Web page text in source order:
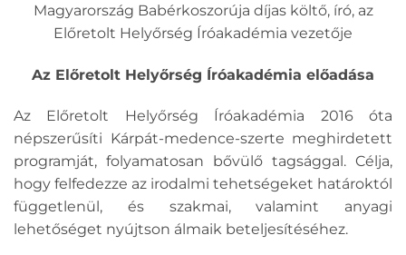
Magyarország Babérkoszorúja díjas költő, író, az
Előretolt Helyőrség Íróakadémia vezetője
Az Előretolt Helyőrség Íróakadémia előadása
Az Előretolt Helyőrség Íróakadémia 2016 óta
népszerűsíti Kárpát-medence-szerte meghirdetett
programját, folyamatosan bővülő tagsággal. Célja,
hogy felfedezze az irodalmi tehetségeket határoktól
függetlenül, és szakmai, valamint anyagi
lehetőséget nyújtson álmaik beteljesítéséhez.